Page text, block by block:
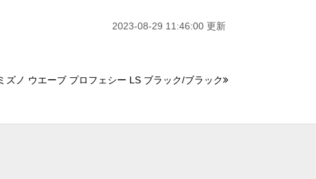
2023-08-29 11:46:00 更新
ズノ ウエーブ プロフェシー LS ブラック/ブラック